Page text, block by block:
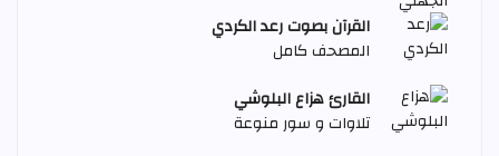
القرآن بصوت رعد الكردي
المصحف كامل
القارئ هزاع البلوشي
تلاوات و سور منوعة